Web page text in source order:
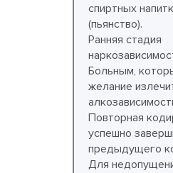
спиртных
(пьянство).
Ранняя стадия
Больным,
желание
Повторная
успешно
предыдущего
Для